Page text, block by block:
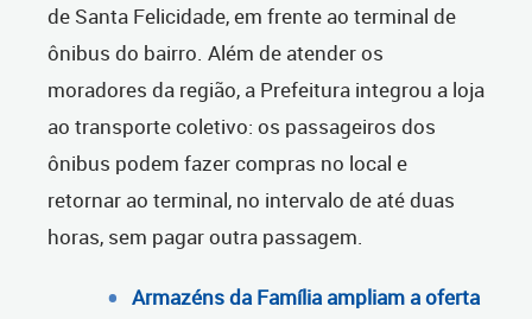
de Santa Felicidade, em frente ao terminal de
ônibus do bairro. Além de atender os
moradores da região, a Prefeitura integrou a loja
ao transporte coletivo: os passageiros dos
ônibus podem fazer compras no local e
retornar ao terminal, no intervalo de até duas
horas, sem pagar outra passagem.
Armazéns da Família ampliam a oferta